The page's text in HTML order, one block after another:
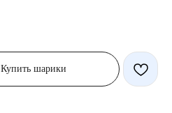
Купить шарики